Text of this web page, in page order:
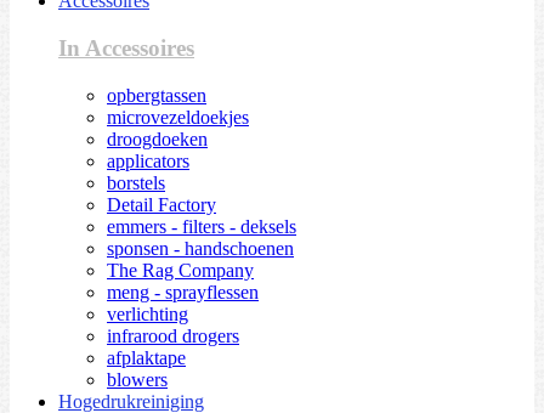
In Accessoires
opbergtassen
microvezeldoekjes
droogdoeken
applicators
borstels
Detail Factory
emmers - filters - deksels
sponsen - handschoenen
The Rag Company
meng - sprayflessen
verlichting
infrarood drogers
afplaktape
blowers
Hogedrukreiniging